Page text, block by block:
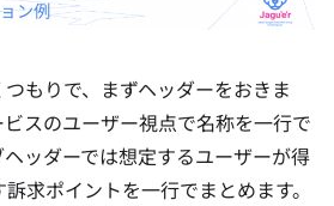
もりで、まずヘッダーをおきま
スのユーザー視点で名称を一行で
ッダーでは想定するユーザーが得
求ポイントを一行でまとめます。